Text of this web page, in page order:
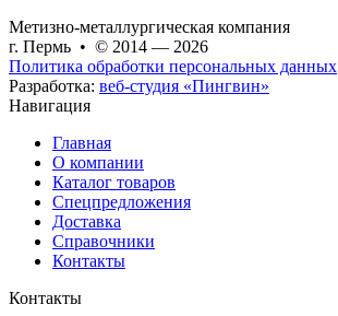
Метизно-металлургическая компания
г. Пермь • © 2014 — 2026
Политика обработки персональных данных
Разработка: веб-студия «Пингвин»
Навигация
Главная
О компании
Каталог товаров
Спецпредложения
Доставка
Справочники
Контакты
Контакты